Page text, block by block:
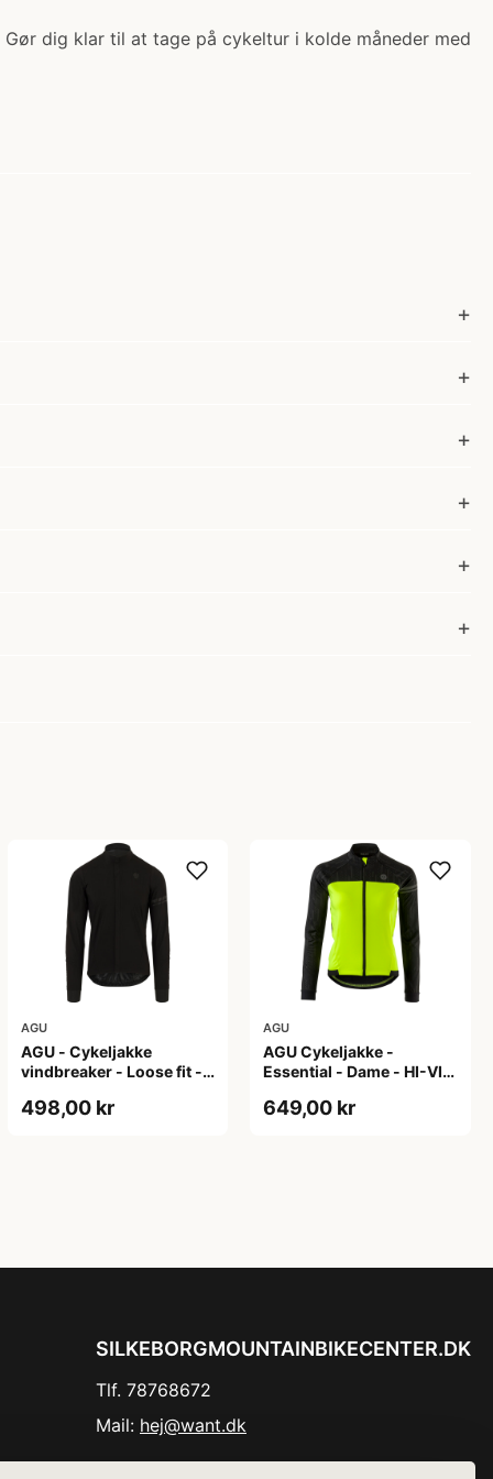
dig klar til at tage på cykeltur i kolde måneder med
AGU
AGU - Cykeljakke
vindbreaker - Loose fit -
498,00 kr
AGU
AGU Cykeljakke -
Essential - Dame - HI-VIS
649,00 kr
SILKEBORGMOUNTAINBIKECENTER.DK
Tlf. 78768672
Mail: hej@want.dk